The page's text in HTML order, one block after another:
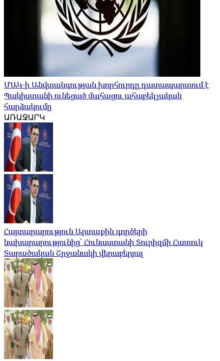
ՄԱԿ-ի Անվտանգության խորհուրդը դատապարտում է
Պակիստանի ունեցած մահացու ահաբեկչական
հարձակումը
ԱՌԱՋԱՐԿ
Հայտարարություն Արտաքին գործերի
նախարարությունից՝ Հունաստանի Տուրիզմի Հատուկ
Տարածական Շրջանակի վերաբերյալ